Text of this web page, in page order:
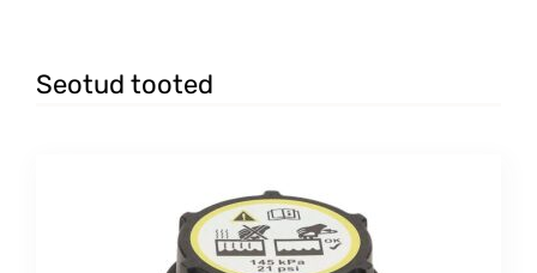
Seotud tooted